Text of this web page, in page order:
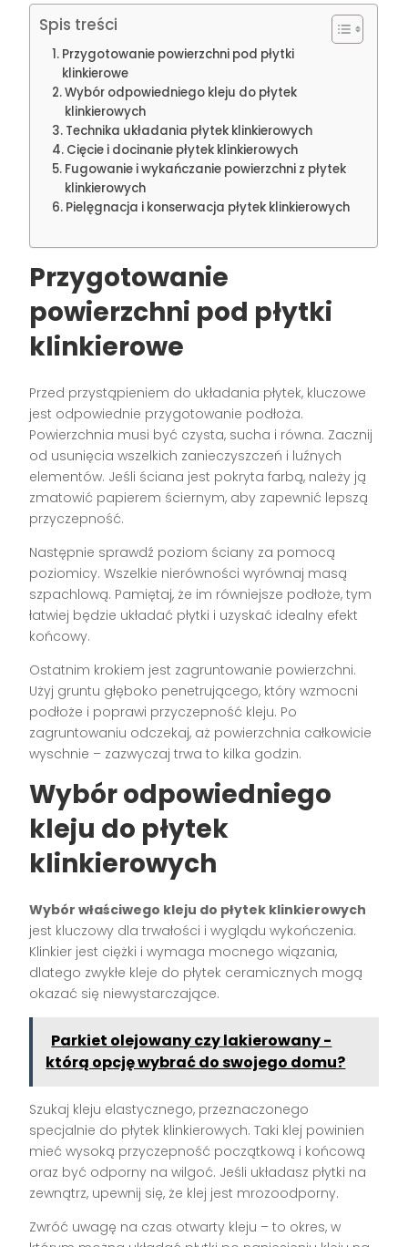
Spis treści
Przygotowanie powierzchni pod płytki
klinkierowe
Wybór odpowiedniego kleju do płytek
klinkierowych
Technika układania płytek klinkierowych
Cięcie i docinanie płytek klinkierowych
Fugowanie i wykańczanie powierzchni z płytek
klinkierowych
Pielęgnacja i konserwacja płytek klinkierowych
Przygotowanie
powierzchni pod płytki
klinkierowe
Przed przystąpieniem do układania płytek, kluczowe
jest odpowiednie przygotowanie podłoża.
Powierzchnia musi być czysta, sucha i równa. Zacznij
od usunięcia wszelkich zanieczyszczeń i luźnych
elementów. Jeśli ściana jest pokryta farbą, należy ją
zmatowić papierem ściernym, aby zapewnić lepszą
przyczepność.
Następnie sprawdź poziom ściany za pomocą
poziomicy. Wszelkie nierówności wyrównaj masą
szpachlową. Pamiętaj, że im równiejsze podłoże, tym
łatwiej będzie układać płytki i uzyskać idealny efekt
końcowy.
Ostatnim krokiem jest zagruntowanie powierzchni.
Użyj gruntu głęboko penetrującego, który wzmocni
podłoże i poprawi przyczepność kleju. Po
zagruntowaniu odczekaj, aż powierzchnia całkowicie
wyschnie – zazwyczaj trwa to kilka godzin.
Wybór odpowiedniego
kleju do płytek
klinkierowych
Wybór właściwego kleju do płytek klinkierowych
jest kluczowy dla trwałości i wyglądu wykończenia.
Klinkier jest ciężki i wymaga mocnego wiązania,
dlatego zwykłe kleje do płytek ceramicznych mogą
okazać się niewystarczające.
Parkiet olejowany czy lakierowany -
którą opcję wybrać do swojego domu?
Szukaj kleju elastycznego, przeznaczonego
specjalnie do płytek klinkierowych. Taki klej powinien
mieć wysoką przyczepność początkową i końcową
oraz być odporny na wilgoć. Jeśli układasz płytki na
zewnątrz, upewnij się, że klej jest mrozoodporny.
Zwróć uwagę na czas otwarty kleju – to okres, w